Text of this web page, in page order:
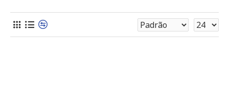
você encontra uma variedade de módulos para integrar
funcionalidades de posicionamento global em seus projetos
eletrônicos. Seja para rastrear veículos, criar sistemas de